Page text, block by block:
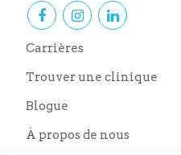
Carrières
Trouver une clinique
Blogue
À propos de nous